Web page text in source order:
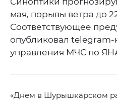
мая, порывы ветра до
Соответствующее
опубликовал telegram-
управления МЧС по
«Днем в Шурышкарском